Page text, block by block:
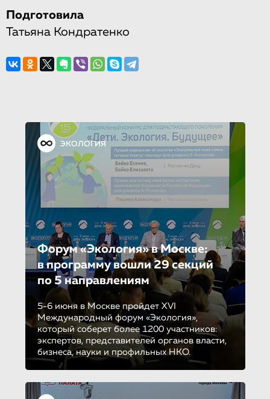
Подготовила
Татьяна Кондратенко
ЭКОЛОГИЯ
Форум «Экология» в Москве:
в программу вошли 29 секций
по 5 направле­ни­ям
5-6 июня в Москве пройдет XVI
Международный форум «Экология»,
который соберет более 1200 участников:
экспертов, представителей органов власти,
бизнеса, науки и профильных НКО.